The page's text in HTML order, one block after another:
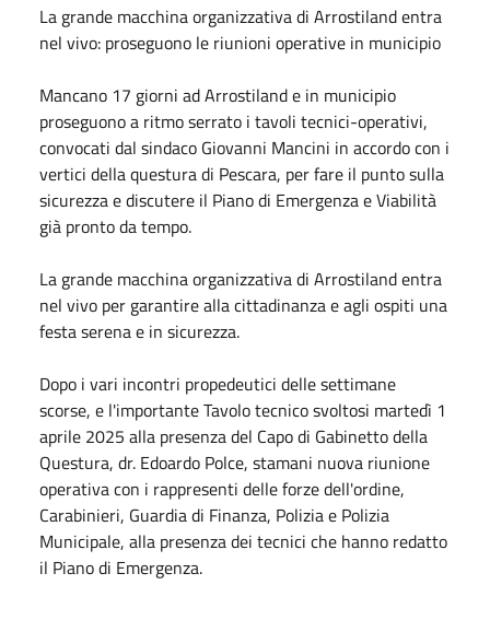
La grande macchina organizzativa di Arrostiland entra
nel vivo: proseguono le riunioni operative in municipio
Mancano 17 giorni ad Arrostiland e in municipio
proseguono a ritmo serrato i tavoli tecnici-operativi,
convocati dal sindaco Giovanni Mancini in accordo con i
vertici della questura di Pescara, per fare il punto sulla
sicurezza e discutere il Piano di Emergenza e Viabilità
già pronto da tempo.
La grande macchina organizzativa di Arrostiland entra
nel vivo per garantire alla cittadinanza e agli ospiti una
festa serena e in sicurezza.
Dopo i vari incontri propedeutici delle settimane
scorse, e l'importante Tavolo tecnico svoltosi martedì 1
aprile 2025 alla presenza del Capo di Gabinetto della
Questura, dr. Edoardo Polce, stamani nuova riunione
operativa con i rappresenti delle forze dell'ordine,
Carabinieri, Guardia di Finanza, Polizia e Polizia
Municipale, alla presenza dei tecnici che hanno redatto
il Piano di Emergenza.